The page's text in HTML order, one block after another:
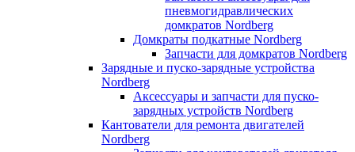
пневмогидравлических
домкратов Nordberg
Домкраты подкатные Nordberg
Запчасти для домкратов Nordberg
Зарядные и пуско-зарядные устройства
Nordberg
Аксессуары и запчасти для пуско-
зарядных устройств Nordberg
Кантователи для ремонта двигателей
Nordberg